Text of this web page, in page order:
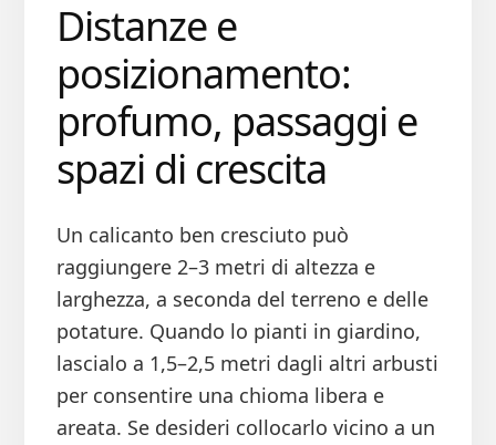
Distanze e
posizionamento:
profumo, passaggi e
spazi di crescita
Un calicanto ben cresciuto può
raggiungere 2–3 metri di altezza e
larghezza, a seconda del terreno e delle
potature. Quando lo pianti in giardino,
lascialo a 1,5–2,5 metri dagli altri arbusti
per consentire una chioma libera e
areata. Se desideri collocarlo vicino a un